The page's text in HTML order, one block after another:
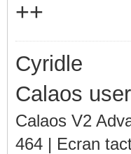
++
Cyridle
Calaos user
Calaos V2
464 | Ecran